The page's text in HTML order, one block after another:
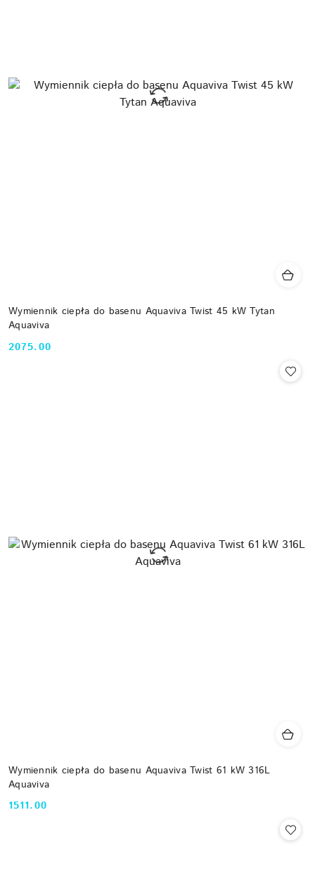
Wymiennik ciepła do basenu Aquaviva Twist 45 kW Tytan
Aquaviva
Cena:
2075.00
Wymiennik ciepła do basenu Aquaviva Twist 61 kW 316L
Aquaviva
Cena:
1511.00